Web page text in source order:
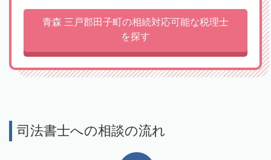
青森 三戸郡田子町の相続対応可能な税理士
を探す
司法書士への相談の流れ